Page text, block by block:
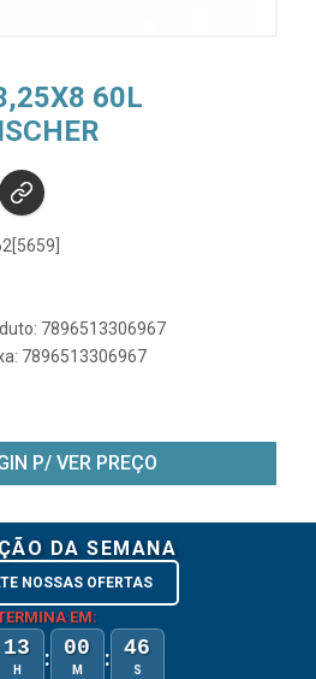
60L
7896513306967
7896513306967
P/ VER PREÇO
DA SEMANA
NOSSAS OFERTAS
EM:
13
H : 00
M : 46
S